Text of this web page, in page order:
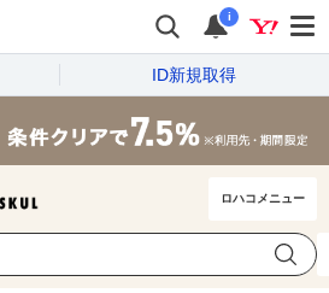
i
ID新規取得
ロハコメニュー